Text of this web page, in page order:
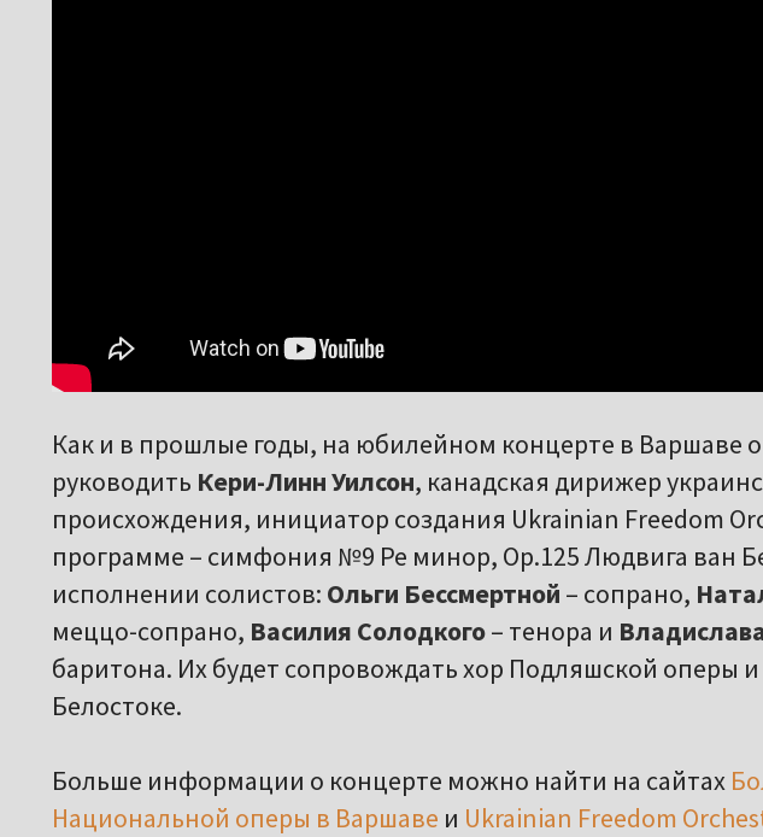
Как и в прошлые годы, на юбилейном концерте в Варшаве
руководить Кери-Линн Уилсон, канадская дирижер
происхождения, инициатор создания Ukrainian Freedom
программе – симфония №9 Ре минор, Ор.125 Людвига ван
исполнении солистов: Ольги Бессмертной – сопрано,
меццо-сопрано, Василия Солодкого– тенора и
баритона. Их будет сопровождать хор Подляшской оперы
Белостоке.
Больше информации о концерте можно найти на сайтах
Национальной оперы в Варшаве и Ukrainian Freedom